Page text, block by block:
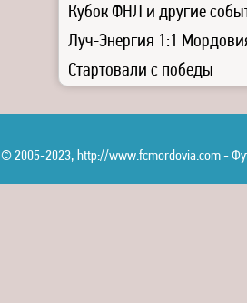
Кубок ФНЛ и другие
Луч-Энергия 1:1
Стартовали с победы
© 2005-2023, http://www.fcmordovia.com -